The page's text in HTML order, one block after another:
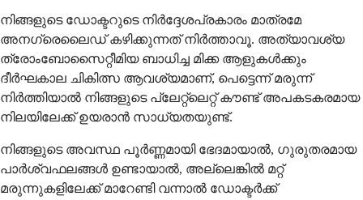
നിങ്ങളുടെ ഡോക്ടറുടെ നിർദ്ദേശപ്രകാരം മാത്രമേ
അനഗ്രെലൈഡ് കഴിക്കുന്നത് നിർത്താവൂ. അത്യാവശ്യ
ത്രോംബോസൈറ്റീമിയ ബാധിച്ച മിക്ക ആളുകൾക്കും
ദീർഘകാല ചികിത്സ ആവശ്യമാണ്, പെട്ടെന്ന് മരുന്ന്
നിർത്തിയാൽ നിങ്ങളുടെ പ്ലേറ്റ്‌ലെറ്റ് കൗണ്ട് അപകടകരമായ
നിലയിലേക്ക് ഉയരാൻ സാധ്യതയുണ്ട്.
നിങ്ങളുടെ അവസ്ഥ പൂർണ്ണമായി ഭേദമായാൽ, ഗുരുതരമായ
പാർശ്വഫലങ്ങൾ ഉണ്ടായാൽ, അല്ലെങ്കിൽ മറ്റ്
മരുന്നുകളിലേക്ക് മാറേണ്ടി വന്നാൽ ഡോക്ടർക്ക്